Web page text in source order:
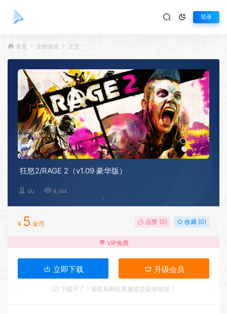
登录
首页 全部游戏 正文
狂怒2/RAGE 2（v1.09 豪华版）
UU 9,344
¥ 5 金币 点赞 (0) 收藏 (0)
VIP免费
立即下载 升级会员
下载不了？请联系网站客服提交链接错误！